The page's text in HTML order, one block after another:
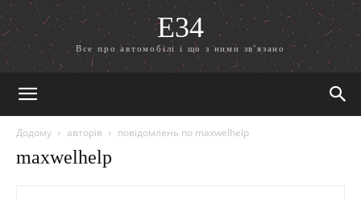
E34
Все про автомобілі і що з ними зв'язано
Додому авторів повідомлень по maxwelhelp
maxwelhelp